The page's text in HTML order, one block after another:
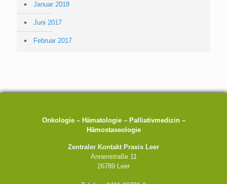
Januar 2018
Juni 2017
Februar 2017
Onkologie – Hämatologie – Palliativmedizin –
Hämostaseologie
Zentraler Kontakt Praxis Leer
Annenstraße 11
26789 Leer